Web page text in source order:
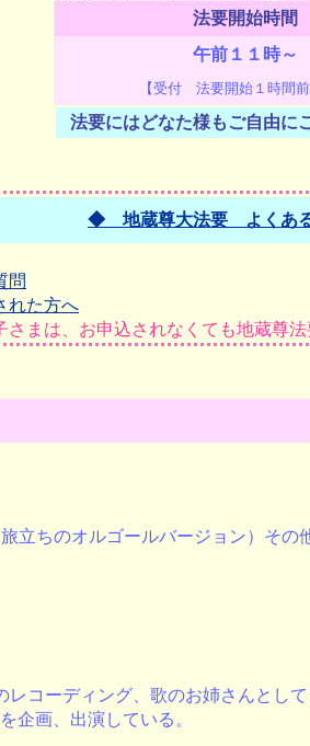
法要開始時間
午前１１時～
【受付 法要開始１時間前
法要にはどなた様もご自由に
◆ 地蔵尊大法要 よくあ
問
れた方へ
まは、お申込されなくても地蔵尊
立ちのオルゴールバージョン）そ
コーディング、歌のお姉さんとし
企画、出演している。